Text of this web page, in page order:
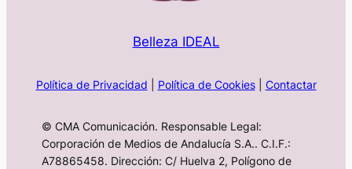
Belleza IDEAL
Política de Privacidad Política de Cookies| Contactar
© CMA Comunicación. Responsable Legal:
Corporación de Medios de Andalucía S.A.. C.I.F.:
A78865458. Dirección: C/ Huelva 2, Polígono de